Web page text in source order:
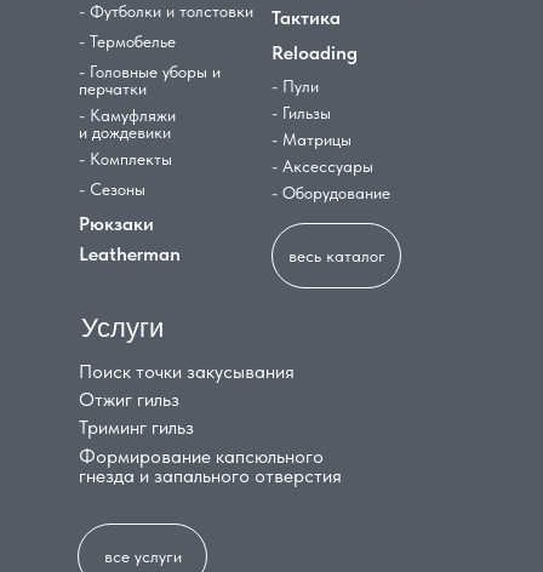
- Футболки и толстовки
- Термобелье
- Головные уборы и
перчатки
- Камуфляжи
и дождевики
- Комплекты
- Сезоны
Рюкзаки
Leatherman
Тактика
Reloading
- Пули
- Гильзы
- Матрицы
- Аксессуары
- Оборудование
Поиск точки закусывания
Услуги
Отжиг гильз
Триминг гильз
Формирование капсюльного
гнезда и запального отверстия
весь каталог
все услуги